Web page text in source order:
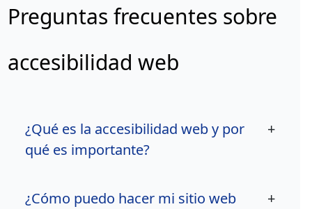
Preguntas frecuentes sobre
accesibilidad web
¿Qué es la accesibilidad web y por
qué es importante?
+
¿Cómo puedo hacer mi sitio web
+